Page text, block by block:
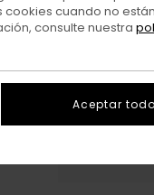
ColorEclipse
cuando no
consulte nuestra
Aceptar todo